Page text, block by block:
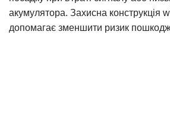
акумулятора. Захисна конструкція
допомагає зменшити ризик